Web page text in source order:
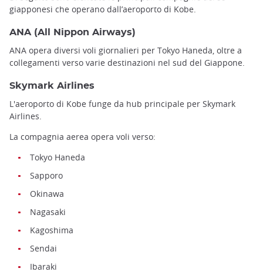
giapponesi che operano dall’aeroporto di Kobe.
ANA (All Nippon Airways)
ANA opera diversi voli giornalieri per Tokyo Haneda, oltre a
collegamenti verso varie destinazioni nel sud del Giappone.
Skymark Airlines
L'aeroporto di Kobe funge da hub principale per Skymark
Airlines.
La compagnia aerea opera voli verso:
Tokyo Haneda
Sapporo
Okinawa
Nagasaki
Kagoshima
Sendai
Ibaraki